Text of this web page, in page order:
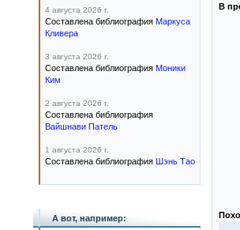
В
4 августа 2026 г.
Составлена библиография Маркуса
Кливера
3 августа 2026 г.
Составлена библиография Моники
Ким
2 августа 2026 г.
Составлена библиография
Вайшнави Патель
1 августа 2026 г.
Составлена библиография Шэнь Тао
А вот, например: